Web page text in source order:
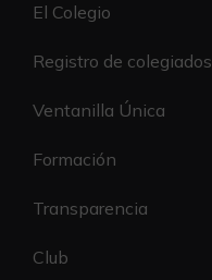
El Colegio
Registro de colegiados
Ventanilla Única
Formación
Transparencia
Club